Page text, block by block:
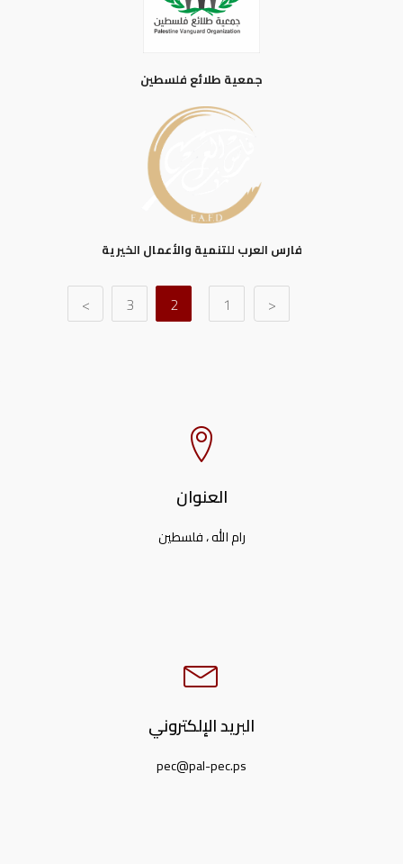
جمعية طلائع فلسطين
فارس العرب للتنمية والأعمال الخيرية
<
1
2
3
>
العنوان
رام الله ، فلسطين
البريد الإلكتروني
pec@pal-pec.ps